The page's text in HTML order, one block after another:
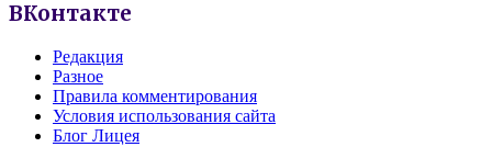
ВКонтакте
Редакция
Разное
Правила комментирования
Условия использования сайта
Блог Лицея